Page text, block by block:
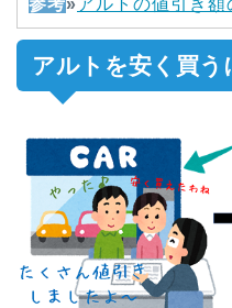
アルトを安く買う